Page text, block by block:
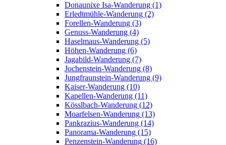
Donaunixe Isa-Wanderung (1)
Erledtmühle-Wanderung (2)
Forellen-Wanderung (3)
Genuss-Wanderung (4)
Haselmaus-Wanderung (5)
Höhen-Wanderung (6)
Jagabild-Wanderung (7)
Jochenstein-Wanderung (8)
Jungfraunstein-Wanderung (9)
Kaiser-Wanderung (10)
Kapellen-Wanderung (11)
Kösslbach-Wanderung (12)
Moarfelsen-Wanderung (13)
Pankrazius-Wanderung (14)
Panorama-Wanderung (15)
Penzenstein-Wanderung (16)